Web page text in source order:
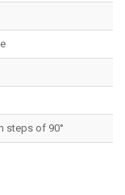
steps of 90°